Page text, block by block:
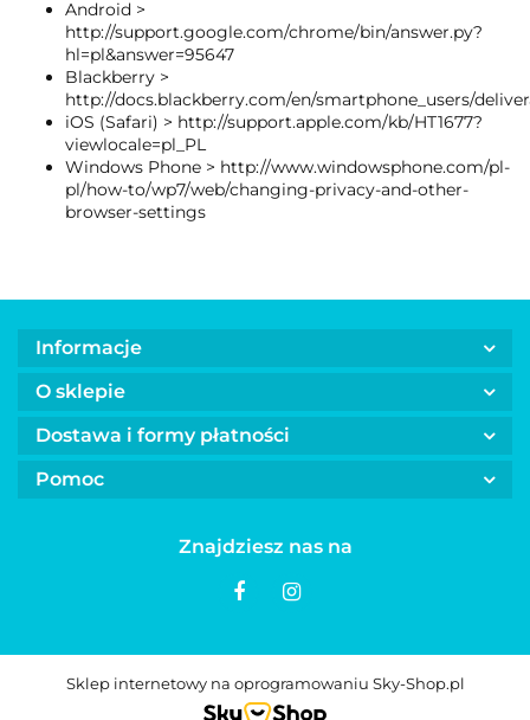
Android >
http://support.google.com/chrome/bin/answer.py?
hl=pl&answer=95647
Blackberry >
http://docs.blackberry.com/en/smartphone_users/
iOS (Safari) > http://support.apple.com/kb/HT1677?
viewlocale=pl_PL
Windows Phone > http://www.windowsphone.com/pl-
pl/how-to/wp7/web/changing-privacy-and-other-
browser-settings
Informacje
O sklepie
Dostawa i formy płatności
Pomoc
Znajdziesz nas na
Sklep internetowy na oprogramowaniu Sky-Shop.pl